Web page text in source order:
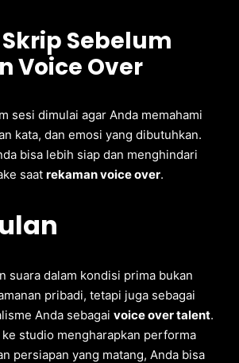
Sebelum
Voice Over
sesi dimulai agar Anda memahami
kata, dan emosi yang dibutuhkan.
bisa lebih siap dan menghindari
saat rekaman voice over.
suara dalam kondisi prima bukan
pribadi, tetapi juga sebagai
Anda sebagai voice over talent.
studio mengharapkan performa
persiapan yang matang, Anda bisa